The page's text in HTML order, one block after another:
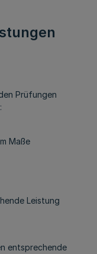
Prüfungen
Maße
Leistung
entsprechende